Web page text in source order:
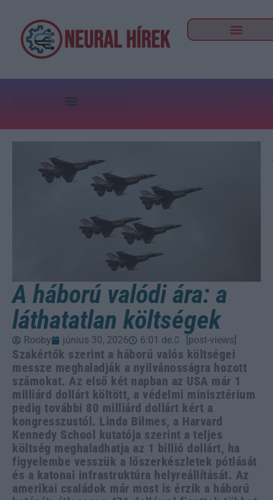
A háború valódi ára: a
láthatatlan költségek
Rooby június 30, 2026 6:01 de. [post-views]
Szakértők szerint a háború valós költségei
messze meghaladják a nyilvánosságra hozott
számokat. Az első két napban az USA már 1
milliárd dollárt költött, a védelmi minisztérium
pedig további 80 milliárd dollárt kért a
kongresszustól. Linda Bilmes, a Harvard
Kennedy School kutatója szerint a teljes
költség meghaladhatja az 1 billió dollárt, ha
figyelembe vesszük a lőszerkészletek pótlását
és a katonai infrastruktúra helyreállítását. Az
amerikai családok már most is érzik a háború